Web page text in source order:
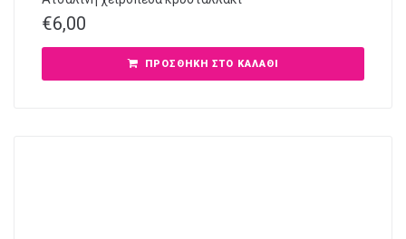
€6,00
ΠΡΟΣΘΉΚΗ ΣΤΟ ΚΑΛΆΘΙ